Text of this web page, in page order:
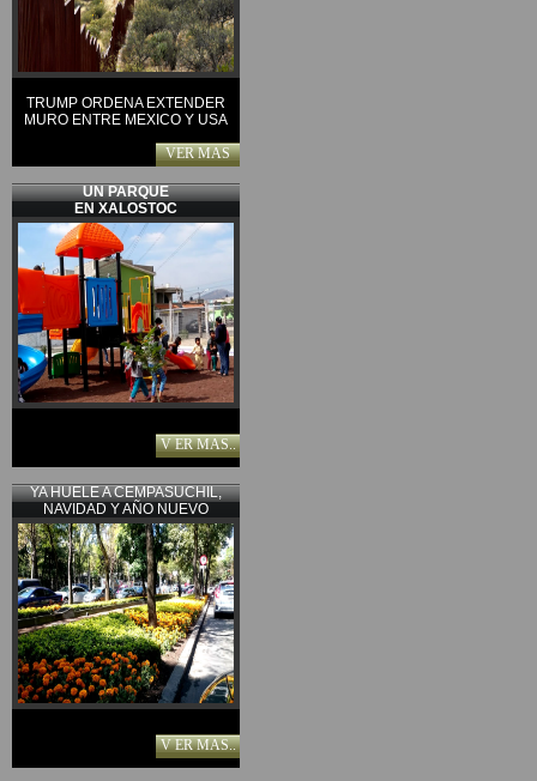
TRUMP ORDENA EXTENDER
MURO ENTRE MEXICO Y USA
VER MAS
UN PARQUE
EN XALOSTOC
V ER MAS..
YA HUELE A CEMPASUCHIL,
NAVIDAD Y AÑO NUEVO
V ER MAS..